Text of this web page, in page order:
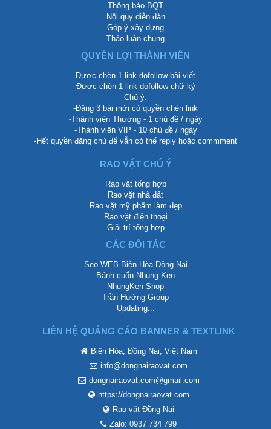
Thông báo BQT
Nội quy diễn đàn
Góp ý xây dựng
Thảo luận chung
QUYỀN LỢI THÀNH VIÊN
Được chèn 1 link dofollow bài viết
Được chèn 1 link dofollow chữ ký
Chú ý:
-Đăng 3 bài mới có quyền chèn link
-Thành viên Thường - 1 chủ đề / ngày
-Thành viên VIP - 10 chủ đề / ngày
-Hết quyền đăng chủ để vẫn có thể reply hoặc commment
RAO VẶT CHÚ Ý
Rao vặt tổng hợp
Rao vặt nhà đất
Rao vặt mỹ phẩm làm đẹp
Rao vặt điện thoại
Giải trí tổng hợp
CÁC ĐỐI TÁC
Seo WEB Biên Hòa Đồng Nai
Bánh cuốn Nhung Ken
NhungKen Shop
Trần Hướng Group
Updating...
LIÊN HỆ QUẢNG CÁO BANNER & TEXTLINK
Biên Hòa, Đồng Nai, Việt Nam
info@dongnairaovat.com
dongnairaovat.com@gmail.com
https://dongnairaovat.com
Rao vặt Đồng Nai
Zalo: 0937 734 799